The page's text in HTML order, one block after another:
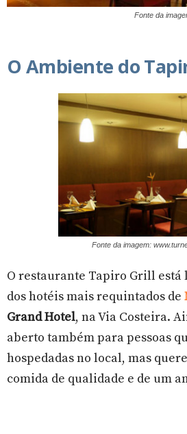
Fonte da
O Ambiente do
Fonte da imagem:
O restaurante Tapiro Grill está
dos hotéis mais requintados de
Grand Hotel, na Via Costeira.
aberto também para pessoas
hospedadas no local, mas
comida de qualidade e de um